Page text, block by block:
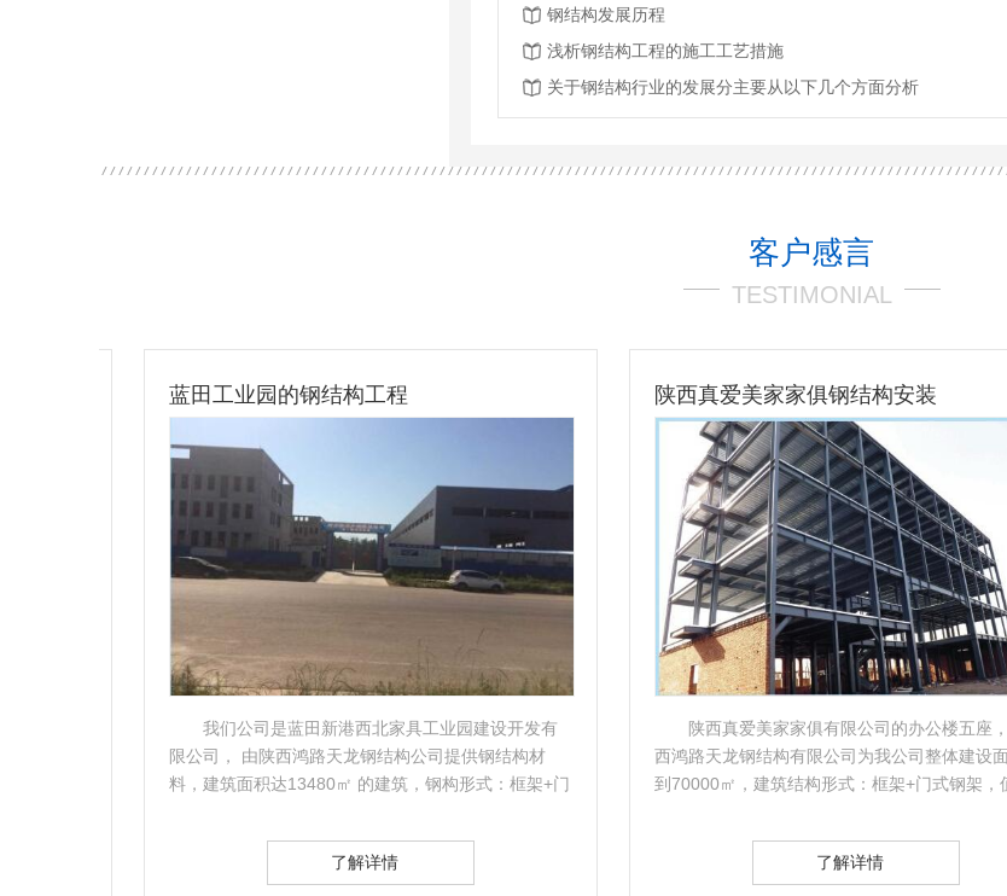
钢结构发展历程
浅析钢结构工程的施工工艺措施
关于钢结构行业的发展分主要从以下几个方面分析
客户感言
TESTIMONIAL
蓝田工业园的钢结构工程
我们公司是蓝田新港西北家具工业园建设开发有
限公司， 由陕西鸿路天龙钢结构公司提供钢结构材
料，建筑面积达13480㎡ 的建筑，钢构形式：框架+门
了解详情
陕西真爱美家家俱钢结构安装
陕西真爱美家家俱有限公司的办公楼五座，由陕
西鸿路天龙钢结构有限公司为我公司整体建设面积达
到70000㎡，建筑结构形式：框架+门式钢架，值得信
了解详情